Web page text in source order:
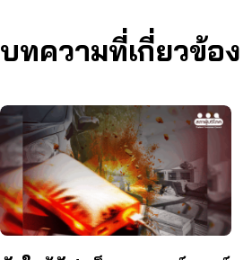
บทความที่เกี่ยวข้อง